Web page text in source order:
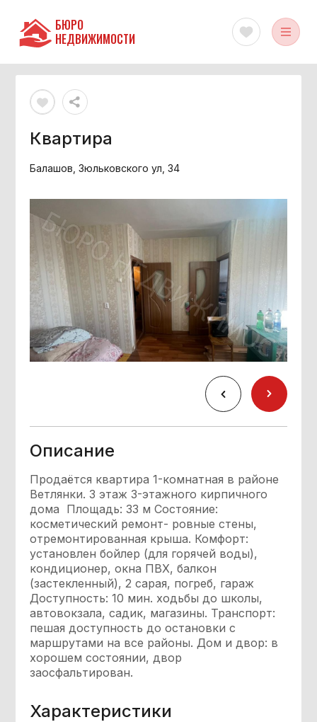
БЮРО
НЕДВИЖИМОСТИ
Квартира
Балашов, Зюльковского ул, 34
Описание
Продаётся квартира 1-комнатная в районе
Ветлянки. 3 этаж 3-этажного кирпичного
дома Площадь: 33 м Состояние:
косметический ремонт- ровные стены,
отремонтированная крыша. Комфорт:
установлен бойлер (для горячей воды),
кондиционер, окна ПВХ, балкон
(застекленный), 2 сарая, погреб, гараж
Доступность: 10 мин. ходьбы до школы,
автовокзала, садик, магазины. Транспорт:
пешая доступность до остановки с
маршрутами на все районы. Дом и двор: в
хорошем состоянии, двор
заосфальтирован.
Характеристики